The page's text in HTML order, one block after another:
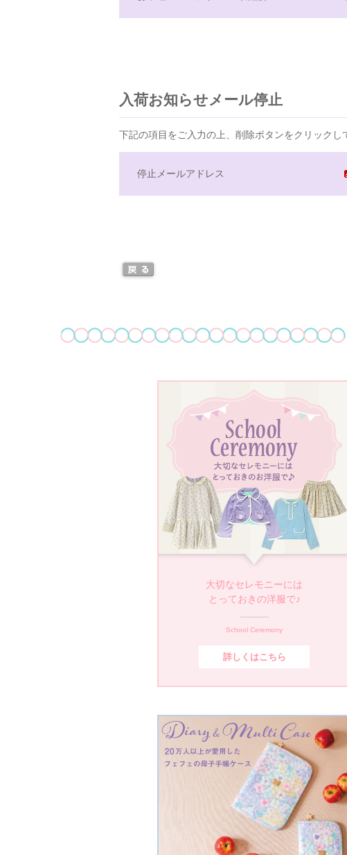
入荷お知らせメール停止
下記の項目をご入力の上、削除ボタンをクリックし
停止メールアドレス
大切なセレモニーには
とっておきの洋服で♪
School Ceremony
詳しくはこちら